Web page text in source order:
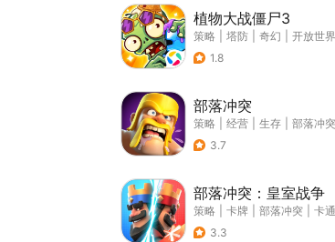
植物大战僵尸3
策略 塔防 奇幻
开放世界
1.8
部落冲突
策略 经营 生存
部落冲突
3.7
部落冲突：皇室战争
策略 卡牌 部落冲突
卡通
3.3